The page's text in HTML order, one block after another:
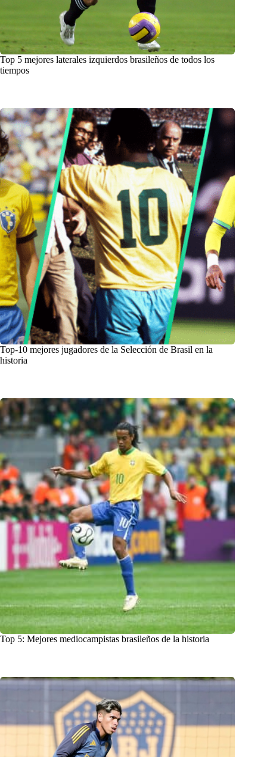
Top 5 mejores laterales izquierdos brasileños de todos los
tiempos
Top-10 mejores jugadores de la Selección de Brasil en la
historia
Top 5: Mejores mediocampistas brasileños de la historia